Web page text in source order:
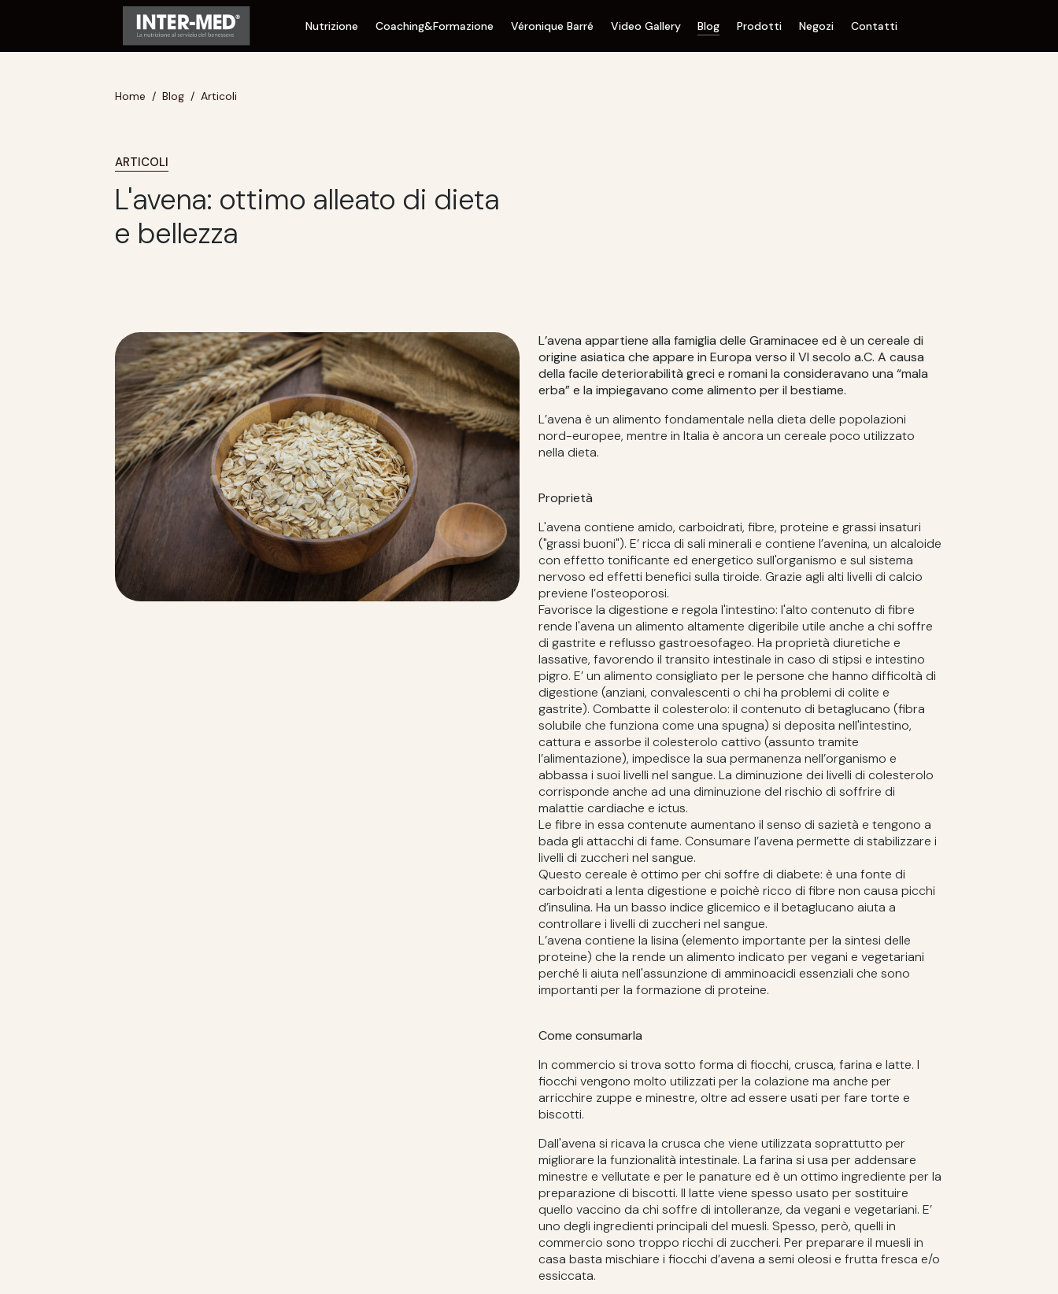
Nutrizione Coaching&Formazione Véronique Barré Video Gallery Blog Prodotti Negozi Contatti
Home Blog Articoli
ARTICOLI
L'avena: ottimo alleato di dieta
e bellezza
L’avena appartiene alla famiglia delle Graminacee ed è un cereale di
origine asiatica che appare in Europa verso il VI secolo a.C. A causa
della facile deteriorabilità greci e romani la consideravano una “mala
erba” e la impiegavano come alimento per il bestiame.
L’avena è un alimento fondamentale nella dieta delle popolazioni
nord-europee, mentre in Italia è ancora un cereale poco utilizzato
nella dieta.
Proprietà
L'avena contiene amido, carboidrati, fibre, proteine e grassi insaturi
("grassi buoni"). E’ ricca di sali minerali e contiene l’avenina, un alcaloide
con effetto tonificante ed energetico sull'organismo e sul sistema
nervoso ed effetti benefici sulla tiroide. Grazie agli alti livelli di calcio
previene l’osteoporosi.
Favorisce la digestione e regola l'intestino: l'alto contenuto di fibre
rende l'avena un alimento altamente digeribile utile anche a chi soffre
di gastrite e reflusso gastroesofageo. Ha proprietà diuretiche e
lassative, favorendo il transito intestinale in caso di stipsi e intestino
pigro. E’ un alimento consigliato per le persone che hanno difficoltà di
digestione (anziani, convalescenti o chi ha problemi di colite e
gastrite). Combatte il colesterolo: il contenuto di betaglucano (fibra
solubile che funziona come una spugna) si deposita nell'intestino,
cattura e assorbe il colesterolo cattivo (assunto tramite
l’alimentazione), impedisce la sua permanenza nell’organismo e
abbassa i suoi livelli nel sangue. La diminuzione dei livelli di colesterolo
corrisponde anche ad una diminuzione del rischio di soffrire di
malattie cardiache e ictus.
Le fibre in essa contenute aumentano il senso di sazietà e tengono a
bada gli attacchi di fame. Consumare l’avena permette di stabilizzare i
livelli di zuccheri nel sangue.
Questo cereale è ottimo per chi soffre di diabete: è una fonte di
carboidrati a lenta digestione e poichè ricco di fibre non causa picchi
d’insulina. Ha un basso indice glicemico e il betaglucano aiuta a
controllare i livelli di zuccheri nel sangue.
L’avena contiene la lisina (elemento importante per la sintesi delle
proteine) che la rende un alimento indicato per vegani e vegetariani
perché li aiuta nell'assunzione di amminoacidi essenziali che sono
importanti per la formazione di proteine.
Come consumarla
In commercio si trova sotto forma di fiocchi, crusca, farina e latte. I
fiocchi vengono molto utilizzati per la colazione ma anche per
arricchire zuppe e minestre, oltre ad essere usati per fare torte e
biscotti.
Dall'avena si ricava la crusca che viene utilizzata soprattutto per
migliorare la funzionalità intestinale. La farina si usa per addensare
minestre e vellutate e per le panature ed è un ottimo ingrediente per la
preparazione di biscotti. Il latte viene spesso usato per sostituire
quello vaccino da chi soffre di intolleranze, da vegani e vegetariani. E’
uno degli ingredienti principali del muesli. Spesso, però, quelli in
commercio sono troppo ricchi di zuccheri. Per preparare il muesli in
casa basta mischiare i fiocchi d’avena a semi oleosi e frutta fresca e/o
essiccata.